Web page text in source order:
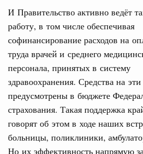
И Правительство активно ведёт
работу, в том числе обеспечивая
софинансирование расходов на
труда врачей и среднего
персонала, принятых в систему
здравоохранения. Средства на
предусмотрены в бюджете
страхования. Такая поддержка
говорят об этом в ходе наших
больницы, поликлиники,
Но их эффективность напрямую
в сфере строительства
Более 130
значения построено под
проект «Инфраструктура
Порядка 200
объектам,
для